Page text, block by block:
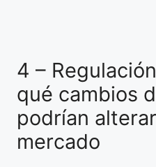
4 –
qué cambios
podrían
mercado